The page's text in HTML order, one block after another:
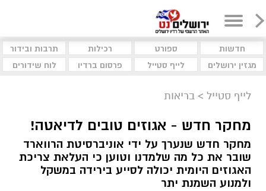
חדשות ספורט רכילות
תרבות ובידור
מגזין ירושלים
לייף סטייל פרסום ברדיו לוח שידורים
לייף סטייל > בריאות
מחקר חדש - אגוזים טובים לדיאטה!
מחקר חדש שנערך על ידי אוניברסיטת הרווארד
שובר את כל מה שלמדנו וטוען כי העלאת צריכת
האגוזים היומית יכולה לסייע בירידה במשקל
ולמנוע השמנת יתר